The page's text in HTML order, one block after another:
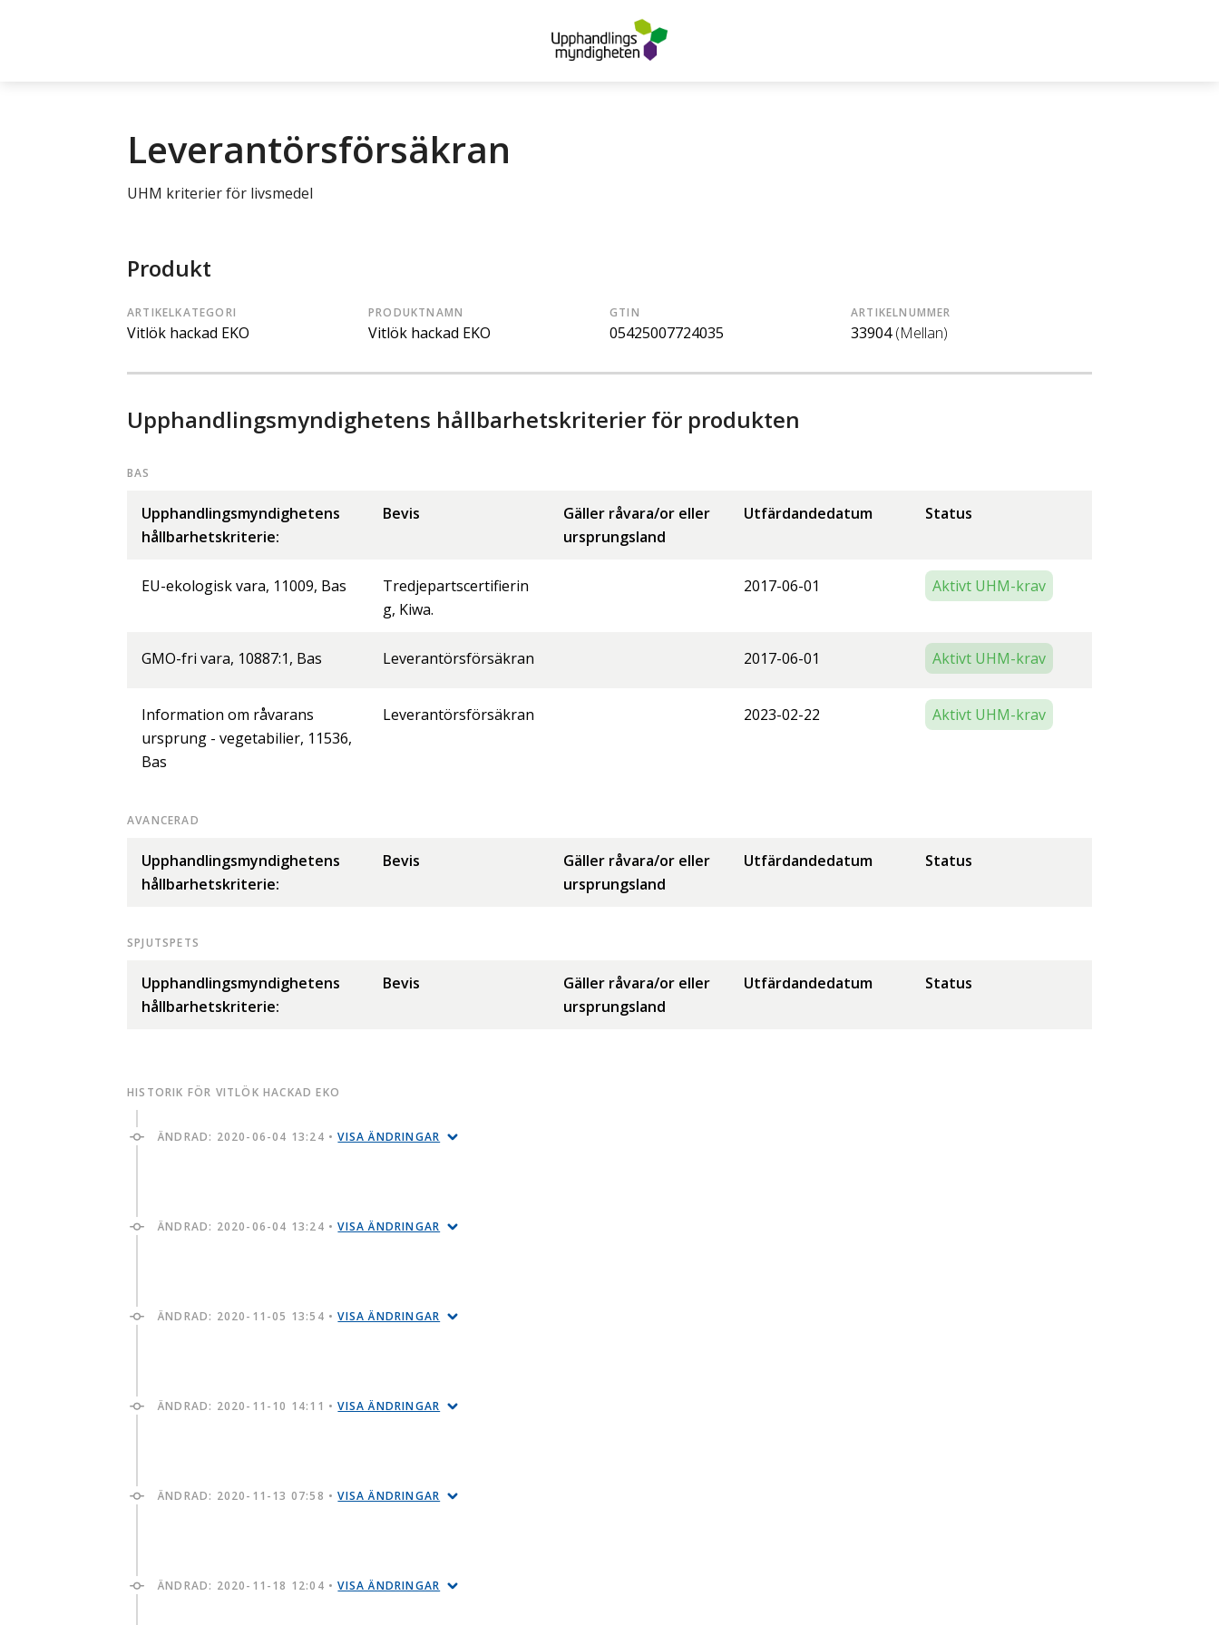
Leverantörsförsäkran
UHM kriterier för livsmedel
Produkt
ARTIKELKATEGORI
Vitlök hackad EKO
PRODUKTNAMN
Vitlök hackad EKO
GTIN
05425007724035
ARTIKELNUMMER
33904 (Mellan)
Upphandlingsmyndighetens hållbarhetskriterier för produkten
BAS
Upphandlingsmyndighetens
hållbarhetskriterie:
Bevis
Gäller råvara/or eller
ursprungsland
Utfärdandedatum Status
EU-ekologisk vara, 11009, Bas
Tredjepartscertifierin
g, Kiwa.
2017-06-01 Aktivt UHM-krav
GMO-fri vara, 10887:1, Bas Leverantörsförsäkran 2017-06-01 Aktivt UHM-krav
Information om råvarans
ursprung - vegetabilier, 11536,
Bas
Leverantörsförsäkran 2023-02-22 Aktivt UHM-krav
AVANCERAD
Upphandlingsmyndighetens
hållbarhetskriterie:
Bevis
Gäller råvara/or eller
ursprungsland
Utfärdandedatum Status
SPJUTSPETS
Upphandlingsmyndighetens
hållbarhetskriterie:
Bevis
Gäller råvara/or eller
ursprungsland
Utfärdandedatum Status
HISTORIK FÖR VITLÖK HACKAD EKO
ÄNDRAD: 2020-06-04 13:24 •VISA ÄNDRINGAR
ÄNDRAD: 2020-06-04 13:24 •VISA ÄNDRINGAR
ÄNDRAD: 2020-11-05 13:54 •VISA ÄNDRINGAR
ÄNDRAD: 2020-11-10 14:11 •VISA ÄNDRINGAR
ÄNDRAD: 2020-11-13 07:58 •VISA ÄNDRINGAR
ÄNDRAD: 2020-11-18 12:04 •VISA ÄNDRINGAR